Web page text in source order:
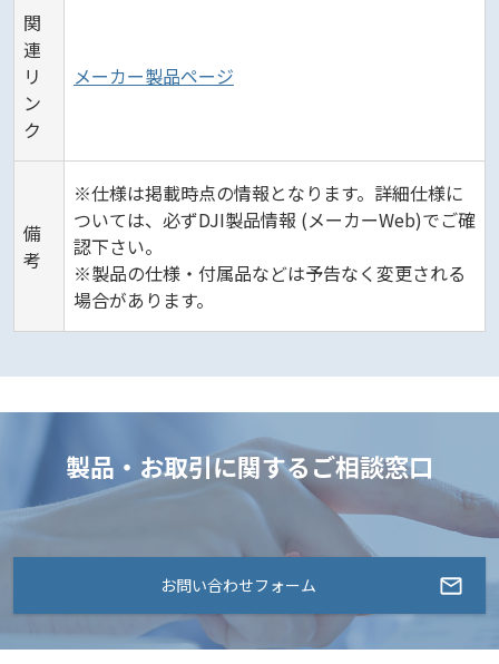
関
連
リ
ン
ク
メーカー製品ページ
備
考
※仕様は掲載時点の情報となります。詳細仕様に
ついては、必ずDJI製品情報 (メーカーWeb)でご確
認下さい。
※製品の仕様・付属品などは予告なく変更される
場合があります。
製品・お取引に関するご相談窓口
お問い合わせフォーム